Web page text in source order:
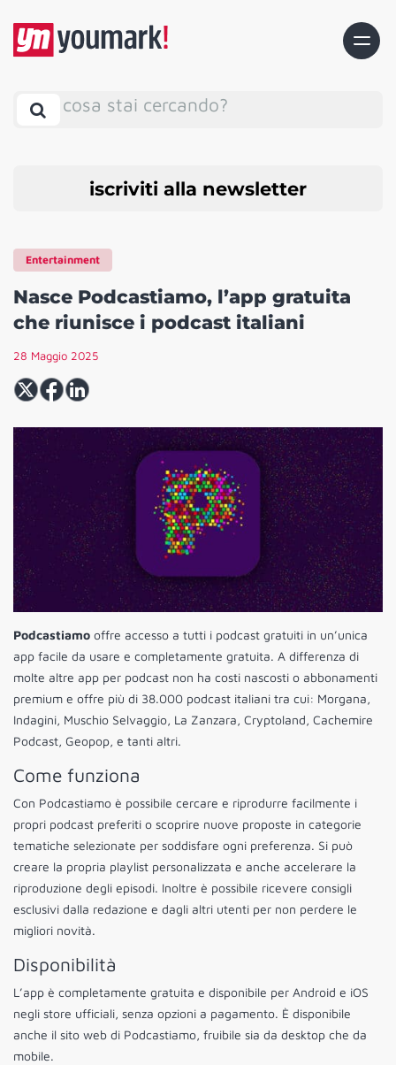
cosa stai cercando?
iscriviti alla newsletter
Entertainment
Nasce Podcastiamo, l’app gratuita
che riunisce i podcast italiani
28 Maggio 2025
Podcastiamo offre accesso a tutti i podcast gratuiti in un’unica
app facile da usare e completamente gratuita. A differenza di
molte altre app per podcast non ha costi nascosti o abbonamenti
premium e offre più di 38.000 podcast italiani tra cui: Morgana,
Indagini, Muschio Selvaggio, La Zanzara, Cryptoland, Cachemire
Podcast, Geopop, e tanti altri.
Come funziona
Con Podcastiamo è possibile cercare e riprodurre facilmente i
propri podcast preferiti o scoprire nuove proposte in categorie
tematiche selezionate per soddisfare ogni preferenza. Si può
creare la propria playlist personalizzata e anche accelerare la
riproduzione degli episodi. Inoltre è possibile ricevere consigli
esclusivi dalla redazione e dagli altri utenti per non perdere le
migliori novità.
Disponibilità
L’app è completamente gratuita e disponibile per Android e iOS
negli store ufficiali, senza opzioni a pagamento. È disponibile
anche il sito web di Podcastiamo, fruibile sia da desktop che da
mobile.